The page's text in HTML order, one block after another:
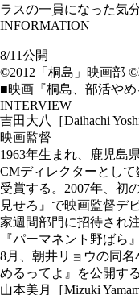
ラスの一員になった気
INFORMATION
8/11公開
©2012「桐島」映画部
■映画『桐島、部活やめ
INTERVIEW
吉田大八［Daihachi
映画監督
1963年生まれ、鹿児島
CMディレクターとし
受賞する。2007年、初
見せろ』で映画監督デ
家週間部門に招待され
『パーマネント野ばら
8月、朝井リョウの同
めるってよ』を公開する
山本美月［Mizuki